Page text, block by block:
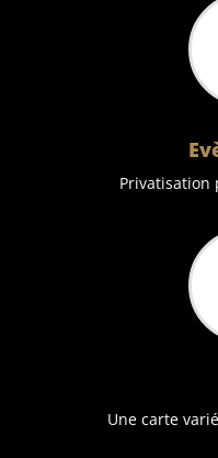
Privatisation
Une carte